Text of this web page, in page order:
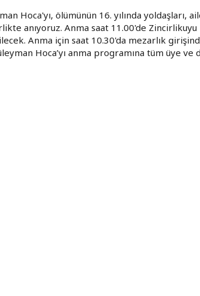
Hoca'yı, ölümünün 16. yılında yoldaşları,
anıyoruz. Anma saat 11.00'de Zincirlikuyu
Anma için saat 10.30'da mezarlık
Hoca’yı anma programına tüm üye ve